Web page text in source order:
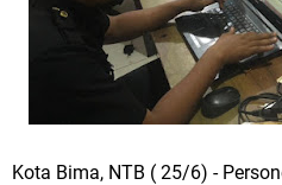
Kota Bima, NTB ( 25/6) -